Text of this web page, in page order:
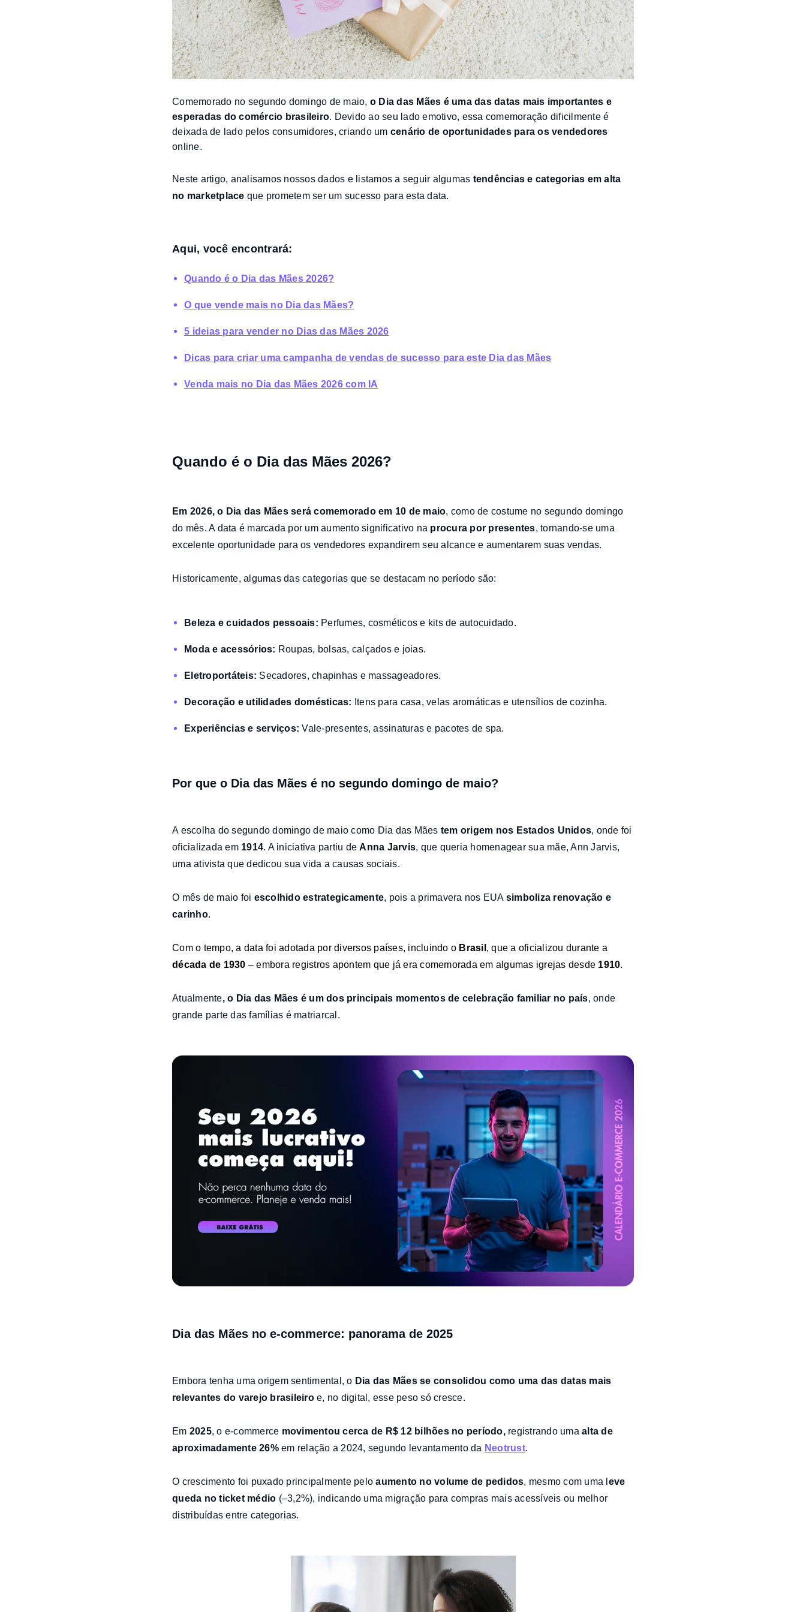
Comemorado no segundo domingo de maio, o Dia das Mães é uma das datas mais importantes e
esperadas do comércio brasileiro. Devido ao seu lado emotivo, essa comemoração dificilmente é
deixada de lado pelos consumidores, criando um cenário de oportunidadespara os vendedores
online.
Neste artigo, analisamos nossos dados e listamos a seguir algumas tendências e categorias em alta
no marketplace que prometem ser um sucesso para esta data.
Aqui, você encontrará:
Quando é o Dia das Mães 2026?
O que vende mais no Dia das Mães?
5 ideias para vender no Dias das Mães 2026
Dicas para criar uma campanha de vendas de sucesso para este Dia das Mães
Venda mais no Dia das Mães 2026 com IA
Quando é o Dia das Mães 2026?
Em 2026, o Dia das Mães será comemorado em 10 de maio, como de costume no segundo domingo
do mês. A data é marcada por um aumento significativo na procura por presentes, tornando-se uma
excelente oportunidade para os vendedores expandirem seu alcance e aumentarem suas vendas.
Historicamente, algumas das categorias que se destacam no período são:
Beleza e cuidados pessoais: Perfumes, cosméticos e kits de autocuidado.
Moda e acessórios: Roupas, bolsas, calçados e joias.
Eletroportáteis: Secadores, chapinhas e massageadores.
Decoração e utilidades domésticas: Itens para casa, velas aromáticas e utensílios de cozinha.
Experiências e serviços: Vale-presentes, assinaturas e pacotes de spa.
Por que o Dia das Mães é no segundo domingo de maio?
A escolha do segundo domingo de maio como Dia das Mães tem origem nos Estados Unidos, onde foi
oficializada em 1914. A iniciativa partiu deAnna Jarvis, que queria homenagear sua mãe, Ann Jarvis,
uma ativista que dedicou sua vida a causas sociais.
O mês de maio foi escolhido estrategicamente, pois a primavera nos EUA simboliza renovação e
carinho.
Com o tempo, a data foi adotada por diversos países, inc luindo o Brasil , que a oficializou durante a
década de 1930 – embora registros apontem que já era comemorada em algumas igrejas desde 1910.
Atualmente, o Dia das Mães é um dos principais momentos de celebração familiar no país, onde
grande parte das famílias é matriarcal.
Dia das Mães no e-commerce: panorama de 2025
Embora tenha uma origem sentimental, o Dia das Mães se consolidou como uma das datas mais
relevantes do varejo brasileiroe, no digital, esse peso só cresce.
Em 2025, o e-commerce movimentou cerca de R$ 12 bilhões no período,registrando uma alta de
aproximadamente 26% em relação a 2024, segundo levantamento da Neotrust.
O crescimento foi puxado principalmente pelo aumento no volume de pedidos, mesmo com uma l eve
queda no ticket médio (–3,2%), indicando uma migração para compras mais acessíveis ou melhor
distribuídas entre categorias.